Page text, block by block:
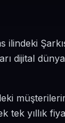
ilindeki
dijital
tek yıllık